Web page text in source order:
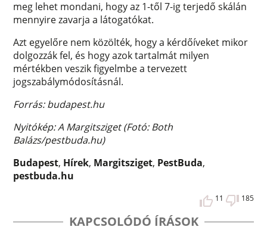
meg lehet mondani, hogy az 1-től 7-ig terjedő skálán
mennyire zavarja a látogatókat.
Azt egyelőre nem közölték, hogy a kérdőíveket mikor
dolgozzák fel, és hogy azok tartalmát milyen
mértékben veszik figyelmbe a tervezett
jogszabálymódosításnál.
Forrás: budapest.hu
Nyitókép: A Margitsziget (Fotó: Both
Balázs/pestbuda.hu)
Budapest, Hírek, Margitsziget, PestBuda,
pestbuda.hu
11 185
KAPCSOLÓDÓ ÍRÁSOK